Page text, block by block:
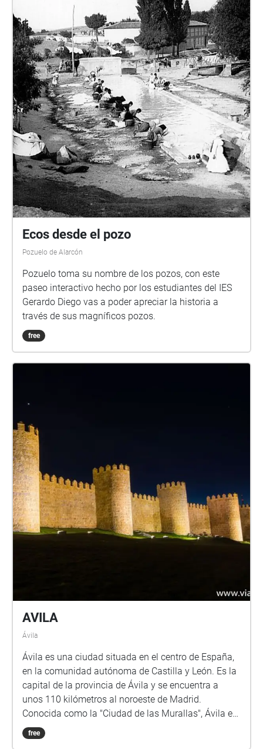
Ecos desde el pozo
Pozuelo de Alarcón
Pozuelo toma su nombre de los pozos, con este
paseo interactivo hecho por los estudiantes del IES
Gerardo Diego vas a poder apreciar la historia a
través de sus magníficos pozos.
free
AVILA
Ávila
Ávila es una ciudad situada en el centro de España,
en la comunidad autónoma de Castilla y León. Es la
capital de la provincia de Ávila y se encuentra a
unos 110 kilómetros al noroeste de Madrid.
Conocida como la "Ciudad de las Murallas", Ávila es
famosa por su impresionante muralla medieval, que
rodea todo el casco antiguo y es considerada una de
free